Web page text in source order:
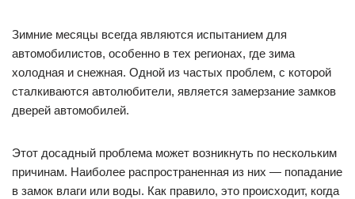
Зимние месяцы всегда являются испытанием для
автомобилистов, особенно в тех регионах, где зима
холодная и снежная. Одной из частых проблем, с которой
сталкиваются автолюбители, является замерзание замков
дверей автомобилей.
Этот досадный проблема может возникнуть по нескольким
причинам. Наиболее распространенная из них — попадание
в замок влаги или воды. Как правило, это происходит, когда